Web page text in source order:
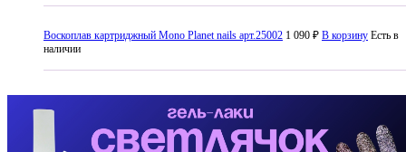
Воскоплав картриджный Mono Planet nails арт.25002 1 090 ₽ В корзину Есть в
наличии